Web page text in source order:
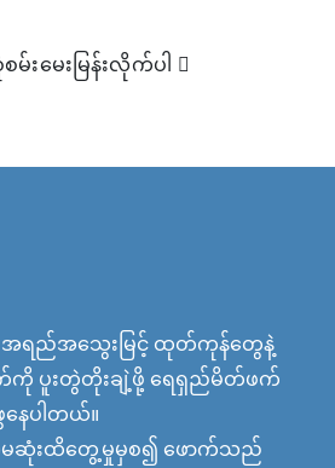
းမေးမြန်းလိုက်ပါ
အရည်အသွေးမြင့် ထုတ်ကုန်တွေနဲ့
ပူးတွဲတိုးချဲ့ဖို့ ရေရှည်မိတ်ဖက်
ေပါတယ်။
မဆုံးထိတွေ့မှုမှစ၍ ဖောက်သည်